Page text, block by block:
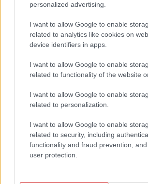
personalized advertising.
I want to allow Google to enable
related to analytics like cookies on
device identifiers in apps.
I want to allow Google to enable
related to functionality of the website
I want to allow Google to enable
related to personalization.
I want to allow Google to enable
related to security, including
functionality and fraud prevention,
user protection.
Επιστολή των κατοίκων από το Μάτι
Μητσοτάκη